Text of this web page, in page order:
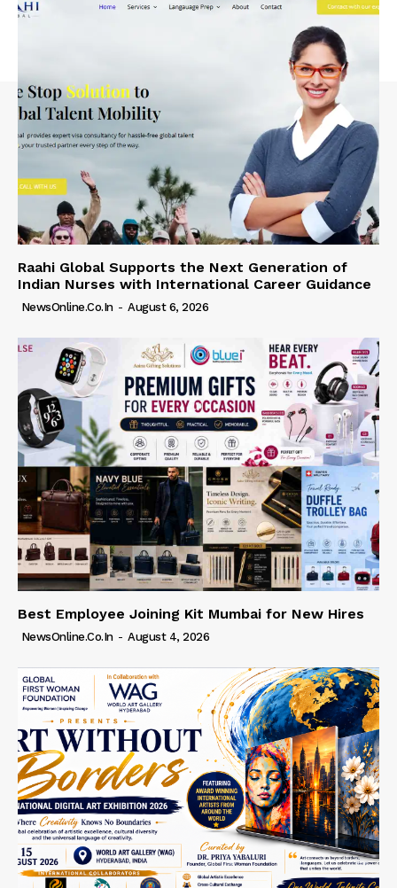
Raahi Global Supports the Next Generation of
Indian Nurses with International Career Guidance
NewsOnline.co.in - August 6, 2026
Best Employee Joining Kit Mumbai for New Hires
NewsOnline.co.in - August 4, 2026